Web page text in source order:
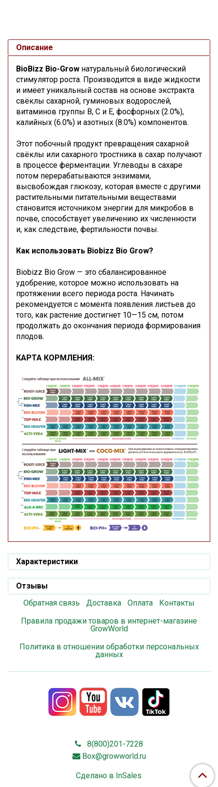
Описание
BioBizz Bio-Grow натуральный биологический
стимулятор роста. Производится в виде жидкости
и имеет уникальный состав на основе экстракта
свёклы сахарной, гуминовых водорослей,
витаминов группы В, С и Е, фосфорных (2.0%),
калийных (6.0%) и азотных (8.0%) компонентов.
Этот побочный продукт превращения сахарной
свёклы или сахарного тростника в сахар получают
в процессе ферментации. Углеводы в сахаре
потом перерабатываются энзимами,
высвобождая глюкозу, которая вместе с другими
растительными питательными веществами
становится источником энергии для микробов в
почве, способствует увеличению их численности
и, как следствие, фертильности почвы.
Как использовать Biobizz Bio Grow?
Biobizz Bio Grow — это сбалансированное
удобрение, которое можно использовать на
протяжении всего периода роста. Начинать
рекомендуется с момента появления листьев до
того, как растение достигнет 10—15 см, потом
продолжать до окончания периода формирования
плодов.
КАРТА КОРМЛЕНИЯ:
Характеристики
Отзывы
Обратная связь
Доставка Оплата
Контакты
Правила продажи товаров в интернет-магазине
GrowWorld
Политика в отношении обработки персональных
данных
8(800)201-7228
Box@growworld.ru
Сделано в InSales